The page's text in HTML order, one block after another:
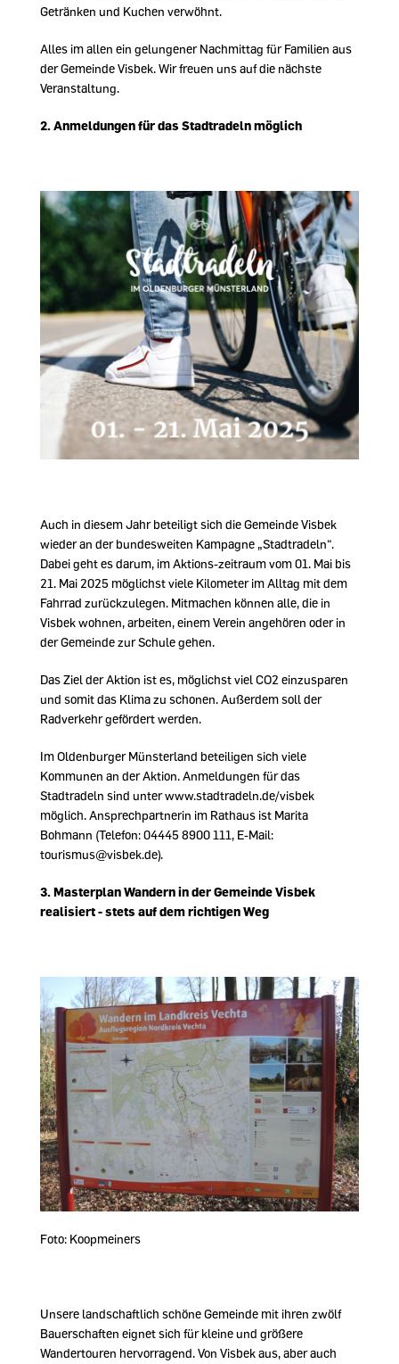
Getränken und Kuchen verwöhnt.
Alles im allen ein gelungener Nachmittag für Familien aus
der Gemeinde Visbek. Wir freuen uns auf die nächste
Veranstaltung.
2.Anmeldungen für das Stadtradeln möglich
Auch in diesem Jahr beteiligt sich die Gemeinde Visbek
wieder an der bundesweiten Kampagne „Stadtradeln“.
Dabei geht es darum, im Aktions-zeitraum vom 01. Mai bis
21. Mai 2025 möglichst viele Kilometer im Alltag mit dem
Fahrrad zurückzulegen. Mitmachen können alle, die in
Visbek wohnen, arbeiten, einem Verein angehören oder in
der Gemeinde zur Schule gehen.
Das Ziel der Aktion ist es, möglichst viel CO2 einzusparen
und somit das Klima zu schonen. Außerdem soll der
Radverkehr gefördert werden.
Im Oldenburger Münsterland beteiligen sich viele
Kommunen an der Aktion. Anmeldungen für das
Stadtradeln sind unter www.stadtradeln.de/visbek
möglich. Ansprechpartnerin im Rathaus ist Marita
Bohmann (Telefon: 04445 8900 111, E-Mail:
tourismus@visbek.de).
3.Masterplan Wandern in der Gemeinde Visbek
realisiert - stets auf dem richtigen Weg
Foto: Koopmeiners
Unsere landschaftlich schöne Gemeinde mit ihren zwölf
Bauerschaften eignet sich für kleine und größere
Wandertouren hervorragend. Von Visbek aus, aber auch